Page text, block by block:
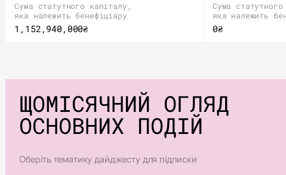
Сума статутного капіталу,
яка належить бенефіціару
1,152,940,000₴
Сума статутного
яка належить
0₴
ЩОМІСЯЧНИЙ ОГЛЯД
ОСНОВНИХ ПОДІЙ
Оберіть тематику дайджесту для підписки